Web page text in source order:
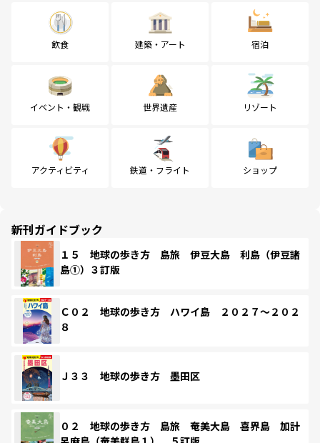
飲食 建築・アート 宿泊
イベント・観戦 世界遺産 リゾート
アクティビティ 鉄道・フライト ショップ
新刊ガイドブック
１５ 地球の歩き方 島旅 伊豆大島 利島（伊豆諸
島①）３訂版
Ｃ０２ 地球の歩き方 ハワイ島 ２０２７～２０２
８
Ｊ３３ 地球の歩き方 墨田区
０２ 地球の歩き方 島旅 奄美大島 喜界島 加計